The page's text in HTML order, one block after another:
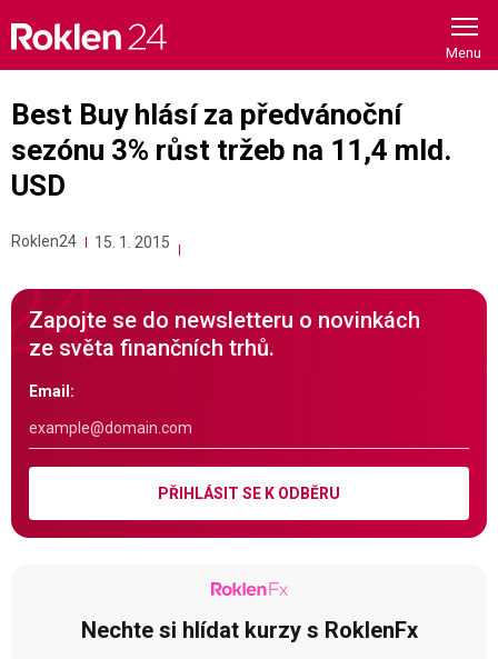
content
Best Buy hlásí za předvánoční
sezónu 3% růst tržeb na 11,4 mld.
USD
Roklen24 15. 1. 2015
Zapojte se do newsletteru o novinkách
ze světa finančních trhů.
Email:
PŘIHLÁSIT SE K ODBĚRU
Nechte si hlídat kurzy s RoklenFx